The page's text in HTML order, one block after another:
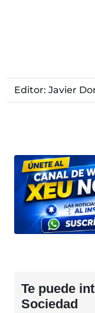
Editor: Javier
Te puede
Sociedad